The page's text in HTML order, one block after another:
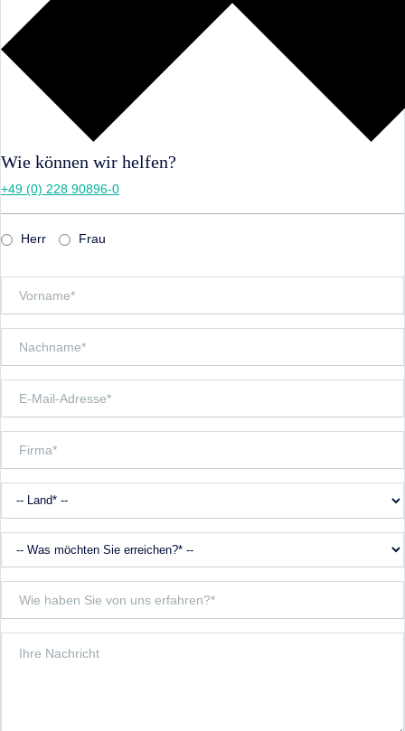
Wie können wir helfen?
+49 (0) 228 90896-0
Herr Frau